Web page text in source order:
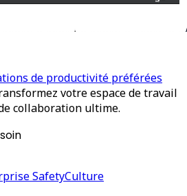
de productivité préférées
votre espace de travail
collaboration ultime.
SafetyCulture